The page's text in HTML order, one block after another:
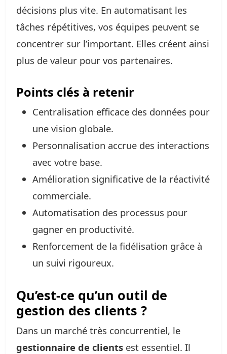
décisions plus vite. En automatisant les
tâches répétitives, vos équipes peuvent se
concentrer sur l’important. Elles créent ainsi
plus de valeur pour vos partenaires.
Points clés à retenir
Centralisation efficace des données pour
une vision globale.
Personnalisation accrue des interactions
avec votre base.
Amélioration significative de la réactivité
commerciale.
Automatisation des processus pour
gagner en productivité.
Renforcement de la fidélisation grâce à
un suivi rigoureux.
Qu’est-ce qu’un outil de
gestion des clients ?
Dans un marché très concurrentiel, le
gestionnaire de clients est essentiel. Il